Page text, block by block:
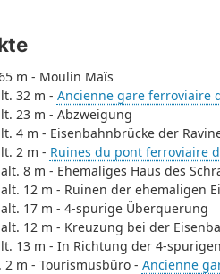
m - Moulin Maïs
32 m - Ancienne gare ferroviaire
23 m - Abzweigung
4 m - Eisenbahnbrücke der
2 m - Ruines du pont ferroviaire
8 m - Ehemaliges Haus des
12 m - Ruinen der ehemaligen
17 m - 4-spurige Überquerung
12 m - Kreuzung bei der
13 m - In Richtung der 4-
m - Tourismusbüro - Ancienne